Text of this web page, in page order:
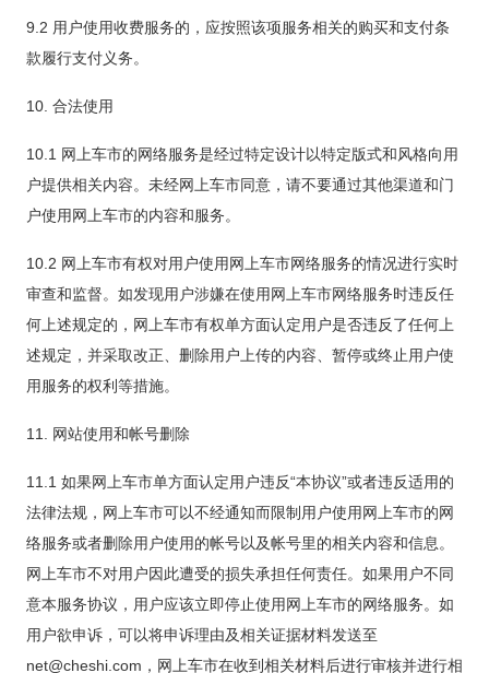
9.2 用户使用收费服务的，应按照该项服务相关的购买和支付条
款履行支付义务。
10. 合法使用
10.1 网上车市的网络服务是经过特定设计以特定版式和风格向用
户提供相关内容。未经网上车市同意，请不要通过其他渠道和门
户使用网上车市的内容和服务。
10.2 网上车市有权对用户使用网上车市网络服务的情况进行实时
审查和监督。如发现用户涉嫌在使用网上车市网络服务时违反任
何上述规定的，网上车市有权单方面认定用户是否违反了任何上
述规定，并采取改正、删除用户上传的内容、暂停或终止用户使
用服务的权利等措施。
11. 网站使用和帐号删除
11.1 如果网上车市单方面认定用户违反“本协议”或者违反适用的
法律法规，网上车市可以不经通知而限制用户使用网上车市的网
络服务或者删除用户使用的帐号以及帐号里的相关内容和信息。
网上车市不对用户因此遭受的损失承担任何责任。如果用户不同
意本服务协议，用户应该立即停止使用网上车市的网络服务。如
用户欲申诉，可以将申诉理由及相关证据材料发送至
net@cheshi.com，网上车市在收到相关材料后进行审核并进行相